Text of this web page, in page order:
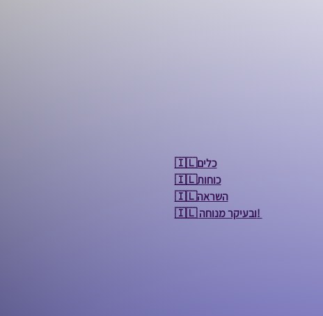
🇮🇱כלים
🇮🇱כוחות
🇮🇱השראה
🇮🇱 ובעיקר מנוחה!